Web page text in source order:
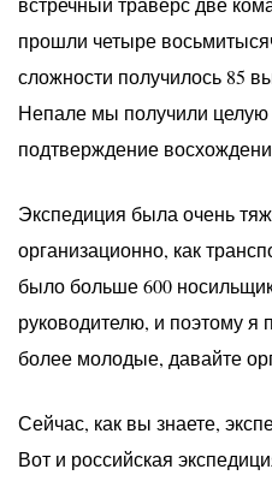
прошли четыре
сложности получилось 85
Непале мы получили целую
подтверждение
Экспедиция была очень
организационно, как
было больше 600
руководителю, и поэтому я
более молодые, давайте
Сейчас, как вы знаете,
Вот и российская